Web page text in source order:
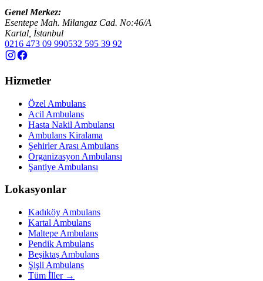
Genel Merkez:
Esentepe Mah. Milangaz Cad. No:46/A
Kartal, İstanbul
0216 473 09 990532 595 39 92
Hizmetler
Özel Ambulans
Acil Ambulans
Hasta Nakil Ambulansı
Ambulans Kiralama
Şehirler Arası Ambulans
Organizasyon Ambulansı
Şantiye Ambulansı
Lokasyonlar
Kadıköy Ambulans
Kartal Ambulans
Maltepe Ambulans
Pendik Ambulans
Beşiktaş Ambulans
Şişli Ambulans
Tüm İller →